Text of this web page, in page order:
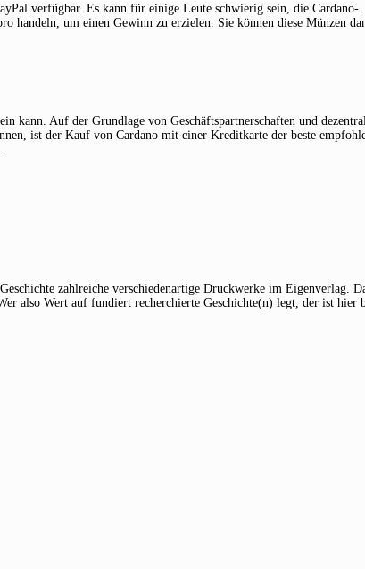
verfügbar. Es kann für einige Leute schwierig sein, die Cardano-
handeln, um einen Gewinn zu erzielen. Sie können diese Münzen
kann. Auf der Grundlage von Geschäftspartnerschaften und
ist der Kauf von Cardano mit einer Kreditkarte der beste
zahlreiche verschiedenartige Druckwerke im Eigenverlag.
also Wert auf fundiert recherchierte Geschichte(n) legt, der ist hier